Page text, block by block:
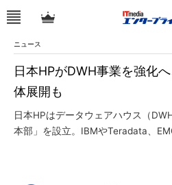
ニュース
日本HPがDWH事業を強化
体展開も
日本HPはデータウェアハウス（
本部」を設立。IBMやTeradata、